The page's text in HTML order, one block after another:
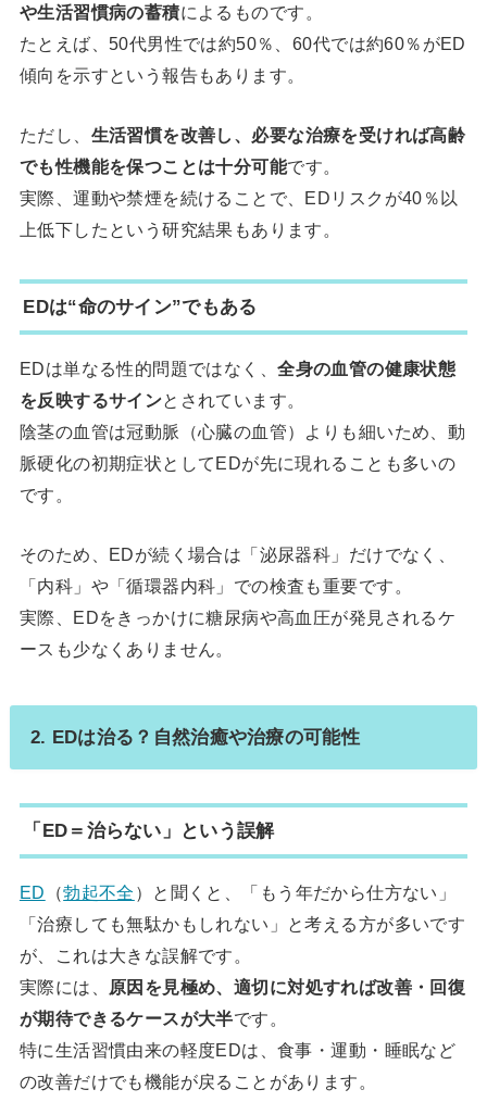
や生活習慣病の蓄積によるものです。
たとえば、50代男性では約50％、60代では約60％がED
傾向を示すという報告もあります。
ただし、 生活習慣を改善し、必要な治療を受ければ高齢
でも性機能を保つことは十分可能です。
実際、運動や禁煙を続けることで、EDリスクが40％以
上低下したという研究結果もあります。
EDは“命のサイン”でもある
EDは単なる性的問題ではなく、全身の血管の健康状態
を反映するサインとされています。
陰茎の血管は冠動脈（心臓の血管）よりも細いため、動
脈硬化の初期症状としてEDが先に現れることも多いの
です。
そのため、EDが続く場合は「泌尿器科」だけでなく、
「内科」や「循環器内科」での検査も重要です。
実際、EDをきっかけに糖尿病や高血圧が発見されるケ
ースも少なくありません。
2. EDは治る？自然治癒や治療の可能性
「ED＝治らない」という誤解
ED （勃起不全 ）と聞くと、「もう年だから仕方ない」
「治療しても無駄かもしれない」と考える方が多いです
が、これは大きな誤解です。
実際には、
原因を見極め、適切に対処すれば改善・回復
が期待できるケースが大半です。
特に生活習慣由来の軽度EDは、食事・運動・睡眠など
の改善だけでも機能が戻ることがあります。